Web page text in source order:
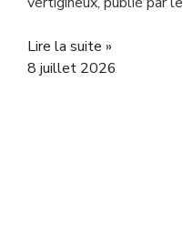
Lire la suite »
8 juillet 2026